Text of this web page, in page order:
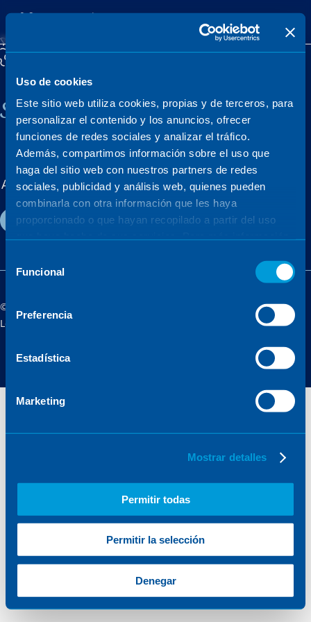
Uso de cookies
Este sitio web utiliza cookies, propias y de terceros, para
personalizar el contenido y los anuncios, ofrecer
funciones de redes sociales y analizar el tráfico.
Además, compartimos información sobre el uso que
haga del sitio web con nuestros partners de redes
sociales, publicidad y análisis web, quienes pueden
combinarla con otra información que les haya
proporcionado o que hayan recopilado a partir del uso
de Funcional
Preferencia
Estadística
Marketing
Mostrar detalles
Permitir todas
Permitir la selección
Denegar
Sener, a family company
MARKETSPROJECTS
About us Careers News & events
Contact
©Sener - Sener Group 2026
Legal noticePrivacy policy